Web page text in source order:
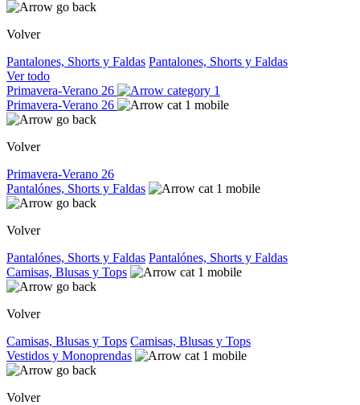
Volver
Pantalones, Shorts y Faldas Pantalones, Shorts y Faldas
Ver todo
Primavera-Verano 26
Primavera-Verano 26
Volver
Primavera-Verano 26
Pantalónes, Shorts y Faldas
Volver
Pantalónes, Shorts y Faldas Pantalónes, Shorts y Faldas
Camisas, Blusas y Tops
Volver
Camisas, Blusas y Tops Camisas, Blusas y Tops
Vestidos y Monoprendas
Volver